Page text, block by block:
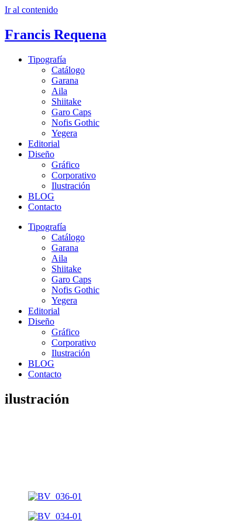
Ir al contenido
Francis Requena
Tipografía
Catálogo
Garana
Aila
Shiitake
Garo Caps
Nofis Gothic
Yegera
Editorial
Diseño
Gráfico
Corporativo
Ilustración
BLOG
Contacto
Tipografía
Catálogo
Garana
Aila
Shiitake
Garo Caps
Nofis Gothic
Yegera
Editorial
Diseño
Gráfico
Corporativo
Ilustración
BLOG
Contacto
ilustración